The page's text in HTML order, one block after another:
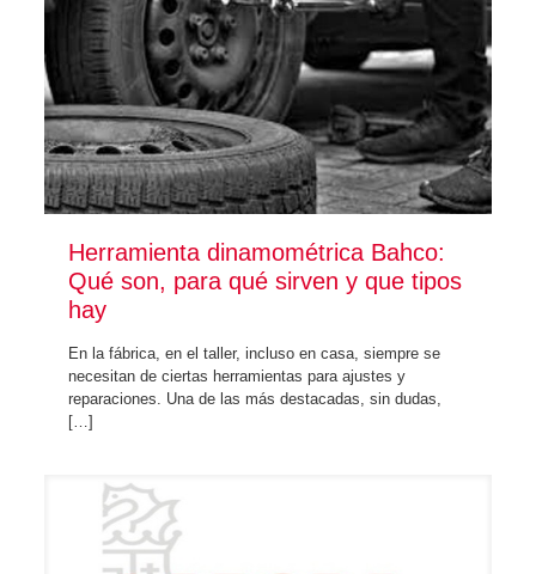
Herramienta dinamométrica Bahco:
Qué son, para qué sirven y que tipos
hay
En la fábrica, en el taller, incluso en casa, siempre se
necesitan de ciertas herramientas para ajustes y
reparaciones. Una de las más destacadas, sin dudas,
[…]